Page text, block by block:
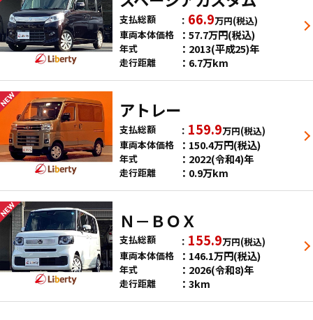
支払総額 66.9万円(税込)
車両本体価格
57.7万円(税込)
年式 2013(平成25)年
走行距離 6.7万km
アトレー
支払総額 159.9万円(税込)
車両本体価格
150.4万円(税込)
年式 2022(令和4)年
走行距離 0.9万km
Ｎ－ＢＯＸ
支払総額 155.9万円(税込)
車両本体価格
146.1万円(税込)
年式 2026(令和8)年
走行距離 3km